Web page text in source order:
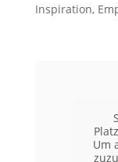
Inspiration,
Um